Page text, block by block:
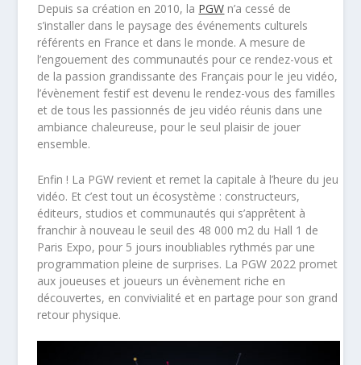
Depuis sa création en 2010, la PGW n’a cessé de
s’installer dans le paysage des événements culturels
référents en France et dans le monde. A mesure de
l’engouement des communautés pour ce rendez-vous et
de la passion grandissante des Français pour le jeu vidéo,
l’évènement festif est devenu le rendez-vous des familles
et de tous les passionnés de jeu vidéo réunis dans une
ambiance chaleureuse, pour le seul plaisir de jouer
ensemble.
Enfin ! La PGW revient et remet la capitale à l’heure du jeu
vidéo. Et c’est tout un écosystème : constructeurs,
éditeurs, studios et communautés qui s’apprêtent à
franchir à nouveau le seuil des 48 000 m2 du Hall 1 de
Paris Expo, pour 5 jours inoubliables rythmés par une
programmation pleine de surprises. La PGW 2022 promet
aux joueuses et joueurs un évènement riche en
découvertes, en convivialité et en partage pour son grand
retour physique.